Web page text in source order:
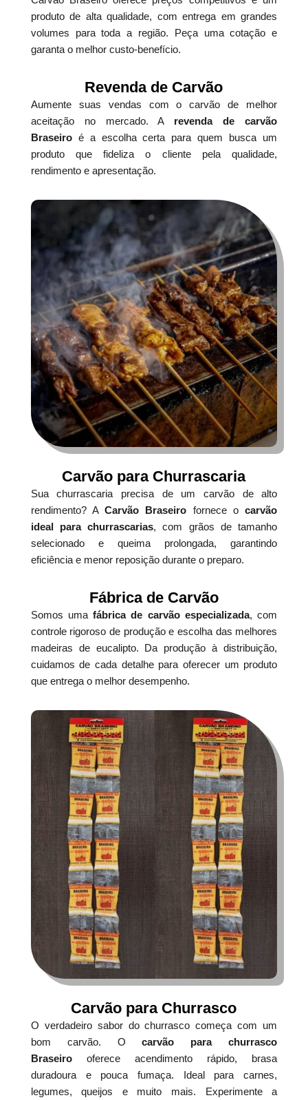
produto de alta qualidade, com entrega em grandes
volumes para toda a região. Peça uma cotação e
garanta o melhor custo-benefício.
Revenda de Carvão
Aumente suas vendas com o carvão de melhor
aceitação no mercado. A revenda de carvão
Braseiroé a escolha certa para quem busca um
produto que fideliza o cliente pela qualidade,
rendimento e apresentação.
Carvão para Churrascaria
Sua churrascaria precisa de um carvão de alto
rendimento? ACarvão Braseiro fornece ocarvão
ideal para churrascarias, com grãos de tamanho
selecionado e queima prolongada, garantindo
eficiência e menor reposição durante o preparo.
Fábrica de Carvão
Somos umafábrica de carvão especializada, com
controle rigoroso de produção e escolha das melhores
madeiras de eucalipto. Da produção à distribuição,
cuidamos de cada detalhe para oferecer um produto
que entrega o melhor desempenho.
Carvão para Churrasco
O verdadeiro sabor do churrasco começa com um
bom carvão. Ocarvão para churrasco
Braseirooferece acendimento rápido, brasa
duradoura e pouca fumaça. Ideal para carnes,
legumes, queijos e muito mais. Experimente a